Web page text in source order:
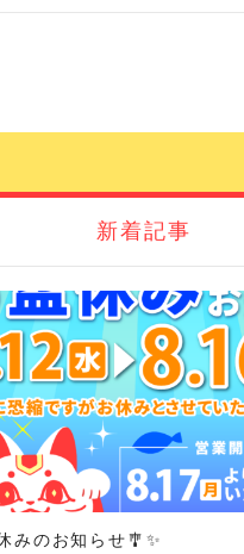
新着記事
みのお知らせ🎐✨